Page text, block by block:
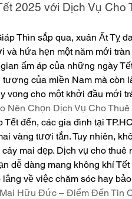
2025 với Dịch Vụ Cho
Thìn sắp qua, xuân Ất Tỵ
và hứa hẹn một năm mới tràn
ấm áp của những ngày
tượng của miền Nam mà còn
vọng cho một khởi đầu mới
Nên Chọn Dịch Vụ Cho Thuê
Tết đến, các gia đình tại
vàng tươi tắn. Tuy nhiên,
mai đẹp. Dịch vụ cho
dễ dàng mang không khí
lắng về việc chăm sóc hay
Hữu Đức – Điểm Đến Tin